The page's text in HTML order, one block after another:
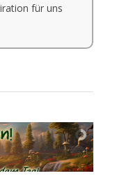
für uns